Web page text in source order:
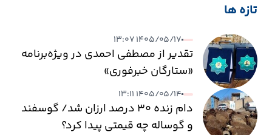
تازه ها
۱۴۰۵/۰۵/۱۷ ۱۳:۰۷
تقدیر از مصطفی احمدی در ویژه‌برنامه
«ستارگان خبرفوری»
۱۴۰۵/۰۵/۱۴ ۱۳:۱۱
دام زنده ۳۰ درصد ارزان شد/ گوسفند
و گوساله چه قیمتی پیدا کرد؟